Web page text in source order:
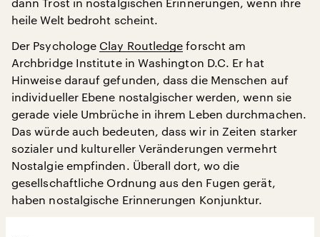
dann Trost in nostalgischen Erinnerungen, wenn ihre
heile Welt bedroht scheint.
Der Psychologe Clay Routledge forscht am
Archbridge Institute in Washington D.C. Er hat
Hinweise darauf gefunden, dass die Menschen auf
individueller Ebene nostalgischer werden, wenn sie
gerade viele Umbrüche in ihrem Leben durchmachen.
Das würde auch bedeuten, dass wir in Zeiten starker
sozialer und kultureller Veränderungen vermehrt
Nostalgie empfinden. Überall dort, wo die
gesellschaftliche Ordnung aus den Fugen gerät,
haben nostalgische Erinnerungen Konjunktur.